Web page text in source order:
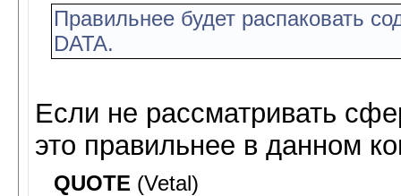
Правильнее будет распаковать
DATA.
Если не рассматривать
это правильнее в данном
QUOTE (Vetal)